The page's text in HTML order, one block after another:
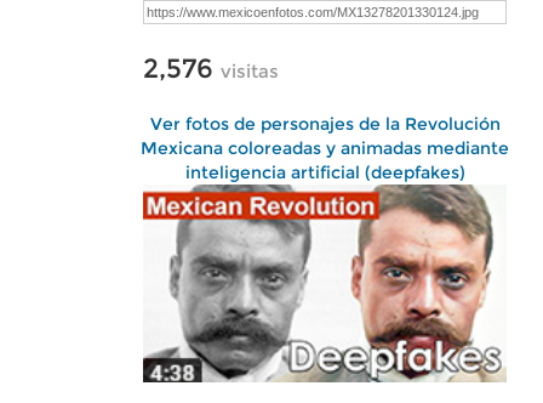
2,576 visitas
Ver fotos de personajes de la Revolución
Mexicana coloreadas y animadas mediante
inteligencia artificial (deepfakes)